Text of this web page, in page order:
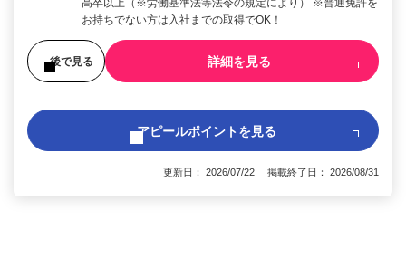
高卒以上（※労働基準法等法令の規定により） ※普通免許を
お持ちでない方は入社までの取得でOK！
後で見る 詳細を見る
アピールポイントを見る
更新日： 2026/07/22 掲載終了日： 2026/08/31